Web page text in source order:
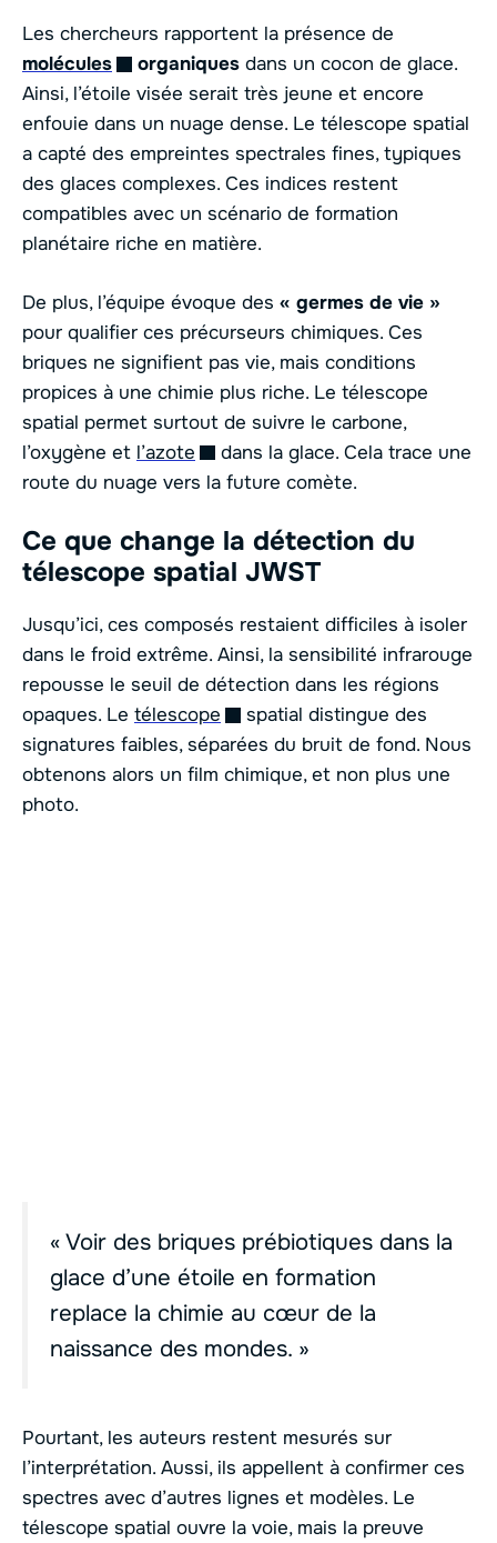
Les chercheurs rapportent la présence de
molécules
organiquesdans un cocon de glace.
Ainsi, l’étoile visée serait très jeune et encore
enfouie dans un nuage dense. Le télescope spatial
a capté des empreintes spectrales fines, typiques
des glaces complexes. Ces indices restent
compatibles avec un scénario de formation
planétaire riche en matière.
De plus, l’équipe évoque des « germes de vie »
pour qualifier ces précurseurs chimiques. Ces
briques ne signifient pas vie, mais conditions
propices à une chimie plus riche. Le télescope
spatial permet surtout de suivre le carbone,
l’oxygène et l’azote
dans la glace. Cela trace une
route du nuage vers la future comète.
Ce que change la détection du
télescope spatial JWST
Jusqu’ici, ces composés restaient difficiles à isoler
dans le froid extrême. Ainsi, la sensibilité infrarouge
repousse le seuil de détection dans les régions
opaques. Le télescope
spatial distingue des
signatures faibles, séparées du bruit de fond. Nous
obtenons alors un film chimique, et non plus une
photo.
« Voir des briques prébiotiques dans la
glace d’une étoile en formation
replace la chimie au cœur de la
naissance des mondes. »
Pourtant, les auteurs restent mesurés sur
l’interprétation. Aussi, ils appellent à confirmer ces
spectres avec d’autres lignes et modèles. Le
télescope spatial ouvre la voie, mais la preuve